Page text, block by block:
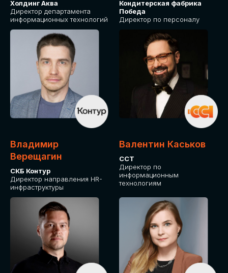
Холдинг Аква
Директор департамента
информационных технологий
Кондитерская фабрика
Победа
Директор по персоналу
Владимир
Верещагин
СКБ Контур
Директор направления HR-
инфраструктуры
Валентин Каськов
ССТ
Директор по
информационным
технологиям